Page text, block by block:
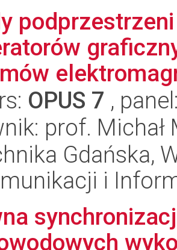
OPUS 7 ,
prof. Michał
Gdańska,
i